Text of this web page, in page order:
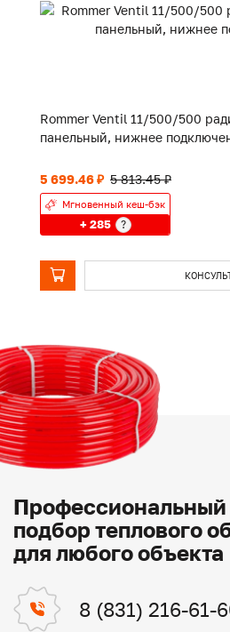
Rommer Ventil 11/500/500
панельный, нижнее
5 699.46 ₽ 5 813.45 ₽
Мгновенный кеш-бэк
+ 285 ?
Профессиональный
подбор теплового
для любого объекта
8 (831) 216-61-